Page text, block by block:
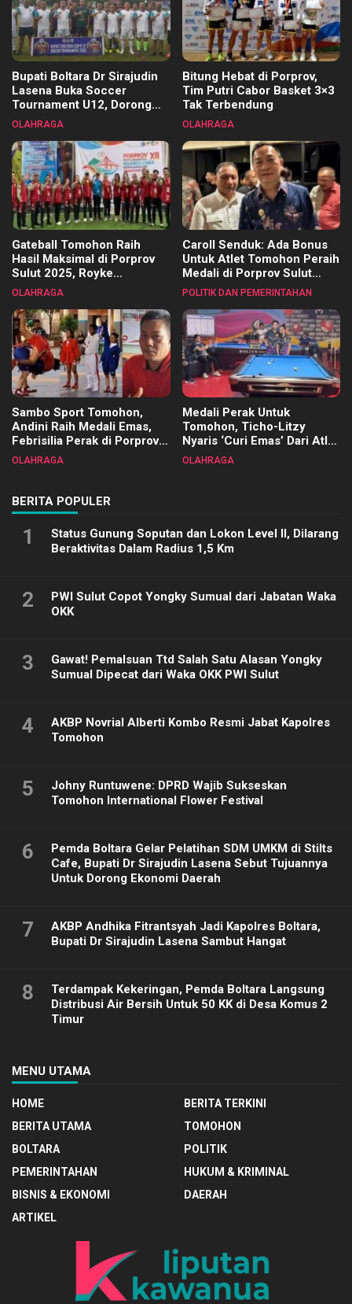
Bupati Boltara Dr Sirajudin
Lasena Buka Soccer
Tournament U12, Dorong
Pembinaan Merata di Setiap
OLAHRAGA
Bitung Hebat di Porprov,
Tim Putri Cabor Basket 3×3
Tak Terbendung
OLAHRAGA
Gateball Tomohon Raih
Hasil Maksimal di Porprov
Sulut 2025, Royke
Tangkawarouw Ucapkan
OLAHRAGA
Caroll Senduk: Ada Bonus
Untuk Atlet Tomohon Peraih
Medali di Porprov Sulut
2025
POLITIK DAN PEMERINTAHAN
Sambo Sport Tomohon,
Andini Raih Medali Emas,
Febrisilia Perak di Porprov
Sulut 2025
OLAHRAGA
Medali Perak Untuk
Tomohon, Ticho-Litzy
Nyaris ‘Curi Emas’ Dari Atlet
Biliar PON di Porprov Sulut
OLAHRAGA
BERITA POPULER
1
Status Gunung Soputan dan Lokon Level II, Dilarang
Beraktivitas Dalam Radius 1,5 Km
2
PWI Sulut Copot Yongky Sumual dari Jabatan Waka
OKK
3
Gawat! Pemalsuan Ttd Salah Satu Alasan Yongky
Sumual Dipecat dari Waka OKK PWI Sulut
4
AKBP Novrial Alberti Kombo Resmi Jabat Kapolres
Tomohon
5
Johny Runtuwene: DPRD Wajib Sukseskan
Tomohon International Flower Festival
6
Pemda Boltara Gelar Pelatihan SDM UMKM di Stilts
Cafe, Bupati Dr Sirajudin Lasena Sebut Tujuannya
Untuk Dorong Ekonomi Daerah
7
AKBP Andhika Fitrantsyah Jadi Kapolres Boltara,
Bupati Dr Sirajudin Lasena Sambut Hangat
8
Terdampak Kekeringan, Pemda Boltara Langsung
Distribusi Air Bersih Untuk 50 KK di Desa Komus 2
Timur
MENU UTAMA
HOME
BERITA TERKINI
BERITA UTAMA
TOMOHON
BOLTARA
POLITIK
PEMERINTAHAN
HUKUM & KRIMINAL
BISNIS & EKONOMI
DAERAH
ARTIKEL